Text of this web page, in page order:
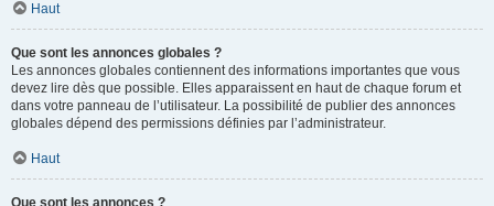
Haut
Que sont les annonces globales ?
Les annonces globales contiennent des informations importantes que vous
devez lire dès que possible. Elles apparaissent en haut de chaque forum et
dans votre panneau de l’utilisateur. La possibilité de publier des annonces
globales dépend des permissions définies par l’administrateur.
Haut
Que sont les annonces ?